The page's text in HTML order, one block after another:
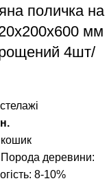
поличка на
мм
4шт/
деревини:
8-10%